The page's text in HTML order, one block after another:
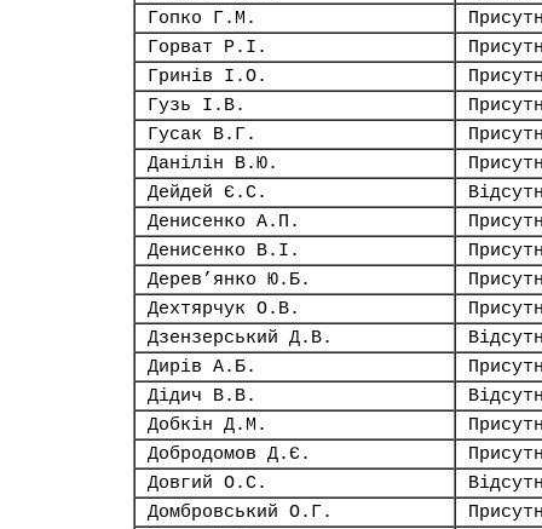
Гопко Г.М.
Горват Р.І.
Гринів І.О.
Гузь І.В.
Гусак В.Г.
Данілін В.Ю.
Дейдей Є.С.
Денисенко А.П.
Денисенко В.І.
Дерев’янко Ю.Б.
Дехтярчук О.В.
Дзензерський Д.В.
Дирів А.Б.
Дідич В.В.
Добкін Д.М.
Добродомов Д.Є.
Довгий О.С.
Домбровський О.Г.